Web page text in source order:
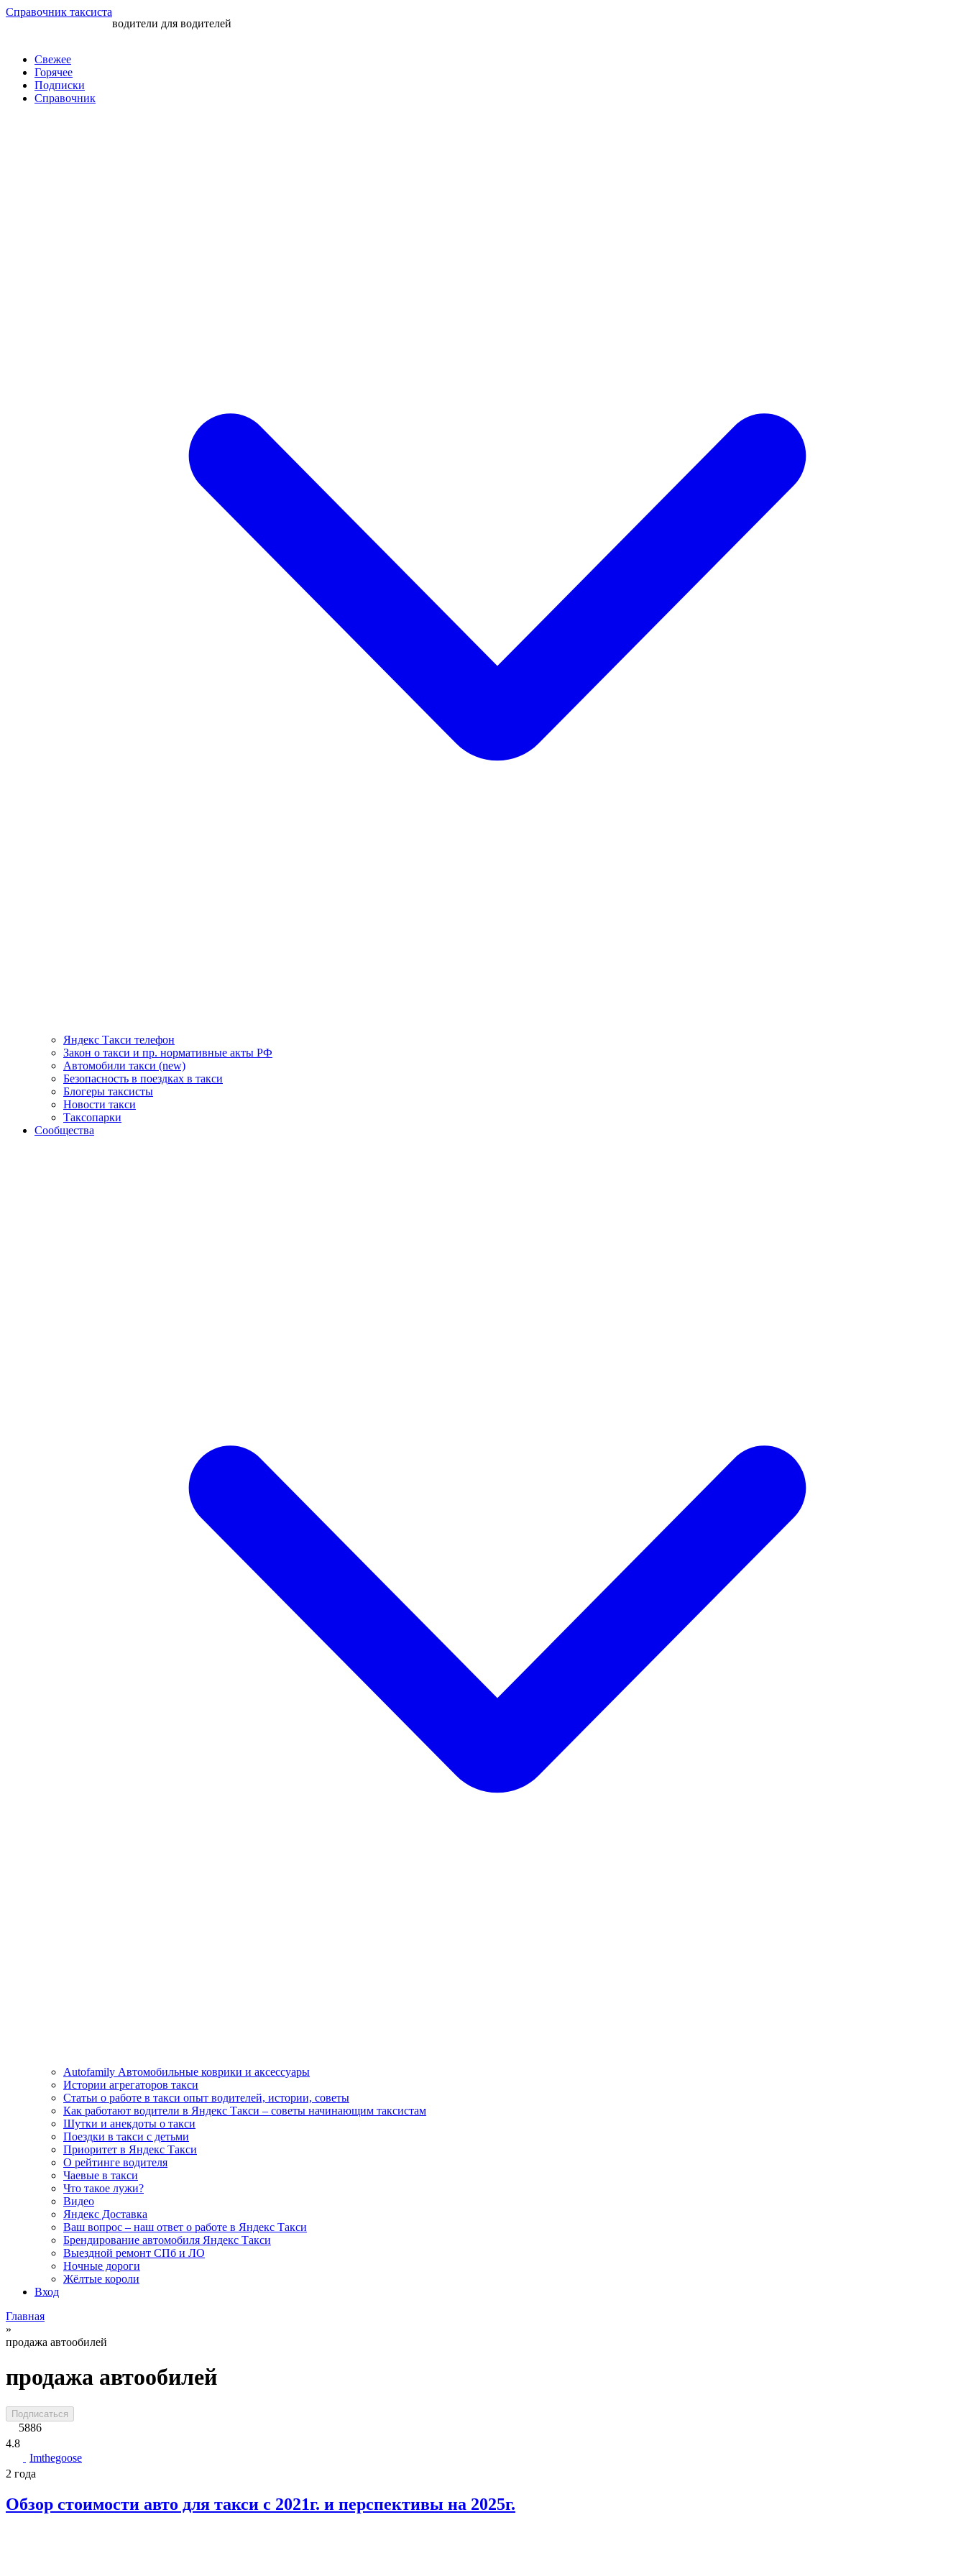
Перейти
Справочник таксиста
водители для водителей
Свежее
Горячее
Подписки
Справочник
Яндекс Такси телефон
Закон о такси и пр. нормативные акты РФ
Автомобили такси (new)
Безопасность в поездках в такси
Блогеры таксисты
Новости такси
Таксопарки
Сообщества
Autofamily Автомобильные коврики и аксессуары
Истории агрегаторов такси
Статьи о работе в такси опыт водителей, истории, советы
Как работают водители в Яндекс Такси – советы начинающим таксистам
Шутки и анекдоты о такси
Поездки в такси с детьми
Приоритет в Яндекс Такси
О рейтинге водителя
Чаевые в такси
Что такое лужи?
Видео
Яндекс Доставка
Ваш вопрос – наш ответ о работе в Яндекс Такси
Брендирование автомобиля Яндекс Такси
Выездной ремонт СПб и ЛО
Ночные дороги
Жёлтые короли
Вход
Главная
»
продажа автообилей
продажа автообилей
Подписаться
5886
4.8
Imthegoose
2 года
Обзор стоимости авто для такси с 2021г. и перспективы на 2025г.